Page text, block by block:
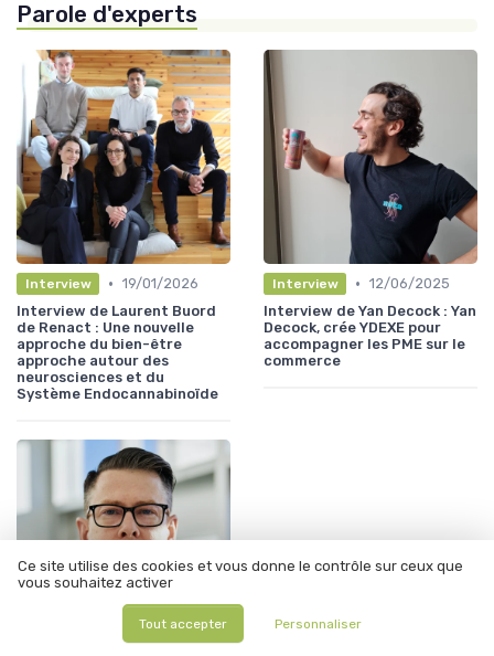
Parole d'experts
Interview • 19/01/2026
Interview de Laurent Buord
de Renact : Une nouvelle
approche du bien-être
approche autour des
neurosciences et du
Système Endocannabinoïde
Interview • 12/06/2025
Interview de Yan Decock : Yan
Decock, crée YDEXE pour
accompagner les PME sur le
commerce
Ce site utilise des cookies et vous donne le contrôle sur ceux que
vous souhaitez activer
Tout accepter Personnaliser